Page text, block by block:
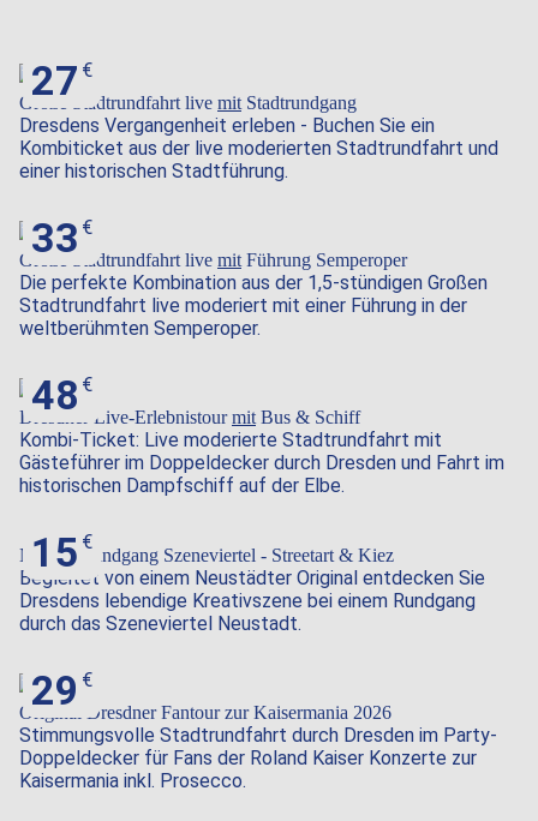
27
Große Stadtrundfahrt live mit Stadtrundgang
Dresdens Vergangenheit erleben - Buchen Sie ein
Kombiticket aus der live moderierten Stadtrundfahrt und
einer historischen Stadtführung.
33
Große Stadtrundfahrt live mit Führung Semperoper
Die perfekte Kombination aus der 1,5-stündigen Großen
Stadtrundfahrt live moderiert mit einer Führung in der
weltberühmten Semperoper.
48
Dresdner Live-Erlebnistourmit Bus & Schiff
Kombi-Ticket: Live moderierte Stadtrundfahrt mit
Gästeführer im Doppeldecker durch Dresden und Fahrt im
historischen Dampfschiff auf der Elbe.
15
Neustadtrundgang Szeneviertel - Streetart & Kiez
Begleitet von einem Neustädter Original entdecken Sie
Dresdens lebendige Kreativszene bei einem Rundgang
durch das Szeneviertel Neustadt.
29
Original Dresdner Fantour zur Kaisermania 2026
Stimmungsvolle Stadtrundfahrt durch Dresden im Party-
Doppeldecker für Fans der Roland Kaiser Konzerte zur
Kaisermania inkl. Prosecco.